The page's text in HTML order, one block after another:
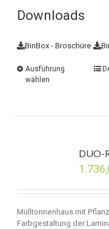
Downloads
BinBox - Broschüre
Ausführung
wählen
DUO-
Mülltonnenhaus mit
Farbgestaltung der